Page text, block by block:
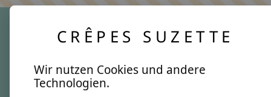
Über uns
Unsere Creppies
CRÊPES SUZETTE
Wir nutzen Cookies und andere
Technologien.